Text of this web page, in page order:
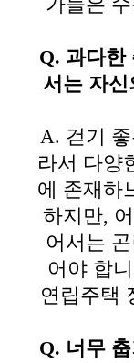
가들은
Q. 과다한
서는 자
A. 걷기
라서 다양
에 존재하
하지만,
어서는
어야 합
연립주택
Q. 너무